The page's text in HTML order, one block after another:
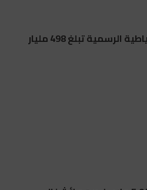
بنك المغرب: الأصول الاحتياطية الرسمية تبلغ 498 مليار